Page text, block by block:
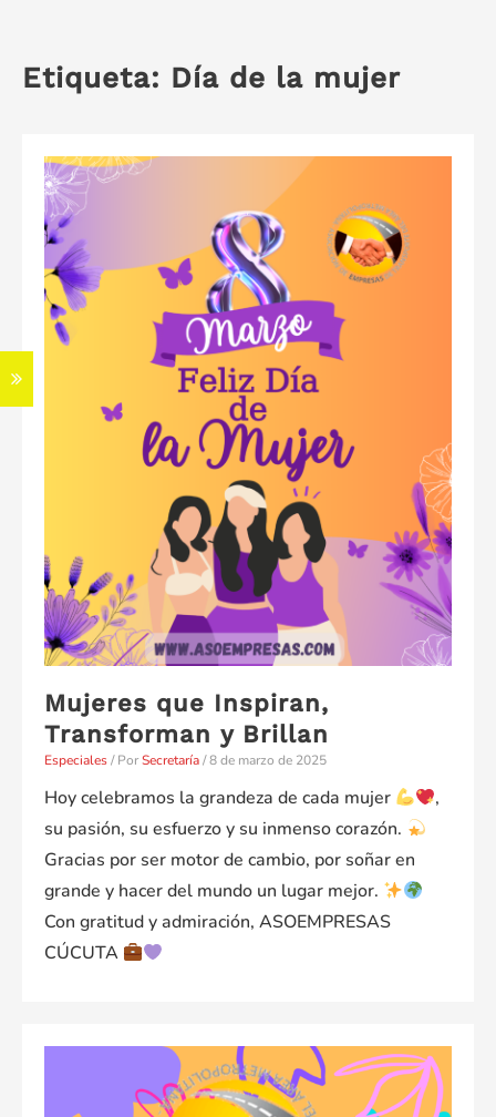
Etiqueta: Día de la mujer
Mujeres que Inspiran,
Transforman y Brillan
Especiales/ PorSecretaría/8 de marzo de 2025
Hoy celebramos la grandeza de cada mujer
,
su pasión, su esfuerzo y su inmenso corazón.
Gracias por ser motor de cambio, por soñar en
grande y hacer del mundo un lugar mejor.
Con gratitud y admiración, ASOEMPRESAS
CÚCUTA